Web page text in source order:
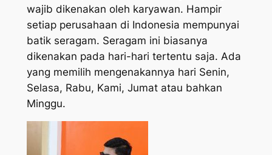
wajib dikenakan oleh karyawan. Hampir
setiap perusahaan di Indonesia mempunyai
batik seragam. Seragam ini biasanya
dikenakan pada hari-hari tertentu saja. Ada
yang memilih mengenakannya hari Senin,
Selasa, Rabu, Kami, Jumat atau bahkan
Minggu.